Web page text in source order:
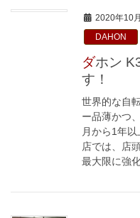
2020年10
DAHON
ダホン K3とダヴプラス SALE中で
す！
世界的な自
ー品薄かつ
月から1年
店では、店
最大限に強